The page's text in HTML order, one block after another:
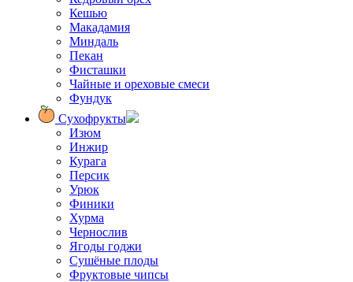
Кешью
Макадамия
Миндаль
Пекан
Фисташки
Чайные и ореховые смеси
Фундук
Сухофрукты
Изюм
Инжир
Курага
Персик
Урюк
Финики
Хурма
Чернослив
Ягоды годжи
Сушёные плоды
Фруктовые чипсы